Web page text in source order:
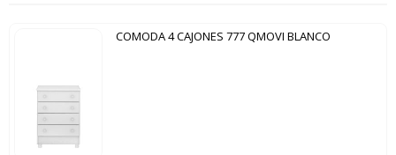
COMODA 4 CAJONES 777 QMOVI BLANCO